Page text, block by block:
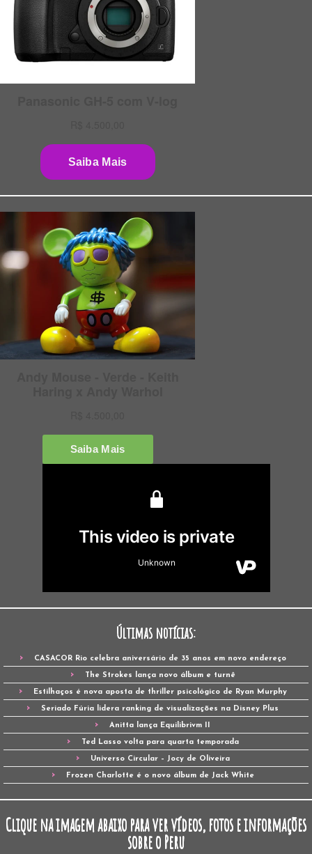
Últimas notícias:
CASACOR Rio celebra aniversário de 35 anos em novo endereço
The Strokes lança novo álbum e turnê
Estilhaços é nova aposta de thriller psicológico de Ryan Murphy
Seriado Fúria lidera ranking de visualizações na Disney Plus
Anitta lança Equilibrivm II
Ted Lasso volta para quarta temporada
Universo Circular – Jocy de Oliveira
Frozen Charlotte é o novo álbum de Jack White
Clique na imagem abaixo para ver vídeos, fotos e informações
sobre o Peru